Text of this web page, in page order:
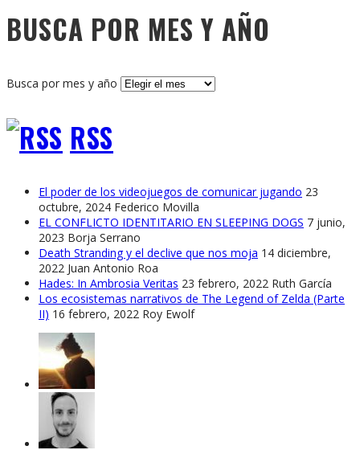
BUSCA POR MES Y AÑO
Busca por mes y año
RSS
El poder de los videojuegos de comunicar jugando 23
octubre, 2024 Federico Movilla
EL CONFLICTO IDENTITARIO EN SLEEPING DOGS 7 junio,
2023 Borja Serrano
Death Stranding y el declive que nos moja 14 diciembre,
2022 Juan Antonio Roa
Hades: In Ambrosia Veritas 23 febrero, 2022 Ruth García
Los ecosistemas narrativos de The Legend of Zelda (Parte
II) 16 febrero, 2022 Roy Ewolf